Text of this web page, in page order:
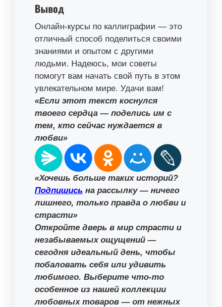
Вывод
Онлайн-курсы по каллиграфии — это
отличный способ поделиться своими
знаниями и опытом с другими
людьми. Надеюсь, мои советы
помогут вам начать свой путь в этом
увлекательном мире. Удачи вам!
«Если этот текст коснулся
твоего сердца — поделись им с
тем, кто сейчас нуждается в
любви»
«Хочешь больше таких историй?
Подпишись на рассылку — ничего
лишнего, только правда о любви и
страсти»
Откройте дверь в мир страсти и
незабываемых ощущений —
сегодня идеальный день, чтобы
побаловать себя или удивить
любимого. Выберите что-то
особенное из нашей коллекции
любовных товаров — от нежных